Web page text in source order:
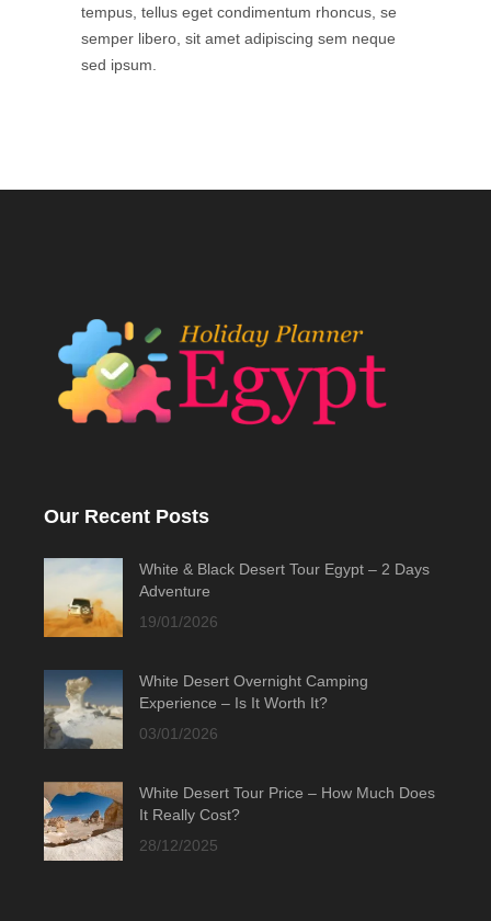
tempus, tellus eget condimentum rhoncus, se
semper libero, sit amet adipiscing sem neque
sed ipsum.
Our Recent Posts
White & Black Desert Tour Egypt – 2 Days
Adventure
19/01/2026
White Desert Overnight Camping
Experience – Is It Worth It?
03/01/2026
White Desert Tour Price – How Much Does
It Really Cost?
28/12/2025